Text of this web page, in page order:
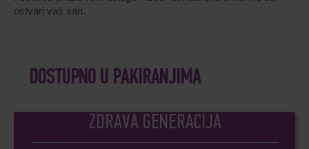
ostvari vaš san.
DOSTUPNO U PAKIRANJIMA
ZDRAVA GENERACIJA